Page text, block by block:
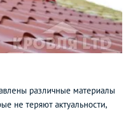
различные материалы
не теряют актуальности,